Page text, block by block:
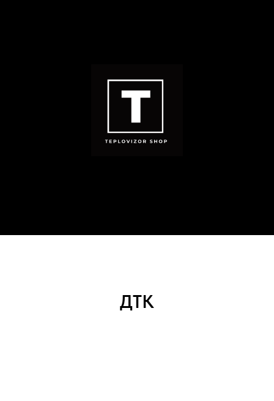
ДТК